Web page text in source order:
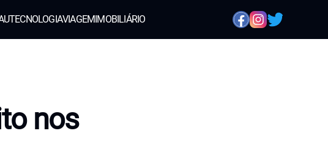
TECNOLOGIAVIAGEMIMOBILIÁRIO
nos